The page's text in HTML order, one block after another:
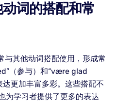
词的搭配和常
与其他动词搭配使用，形成常
（参与）和“være glad
更加丰富多彩。这些搭配不
为学习者提供了更多的表达